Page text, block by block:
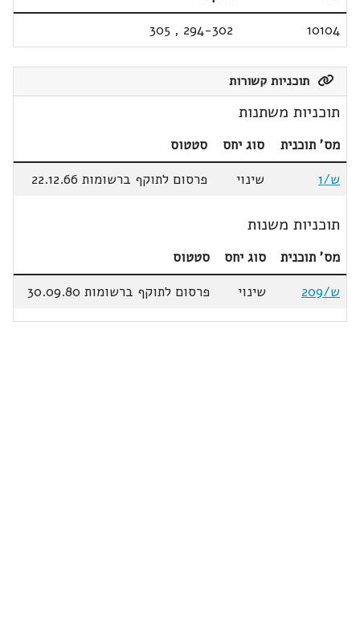
10104
294-302
,
305
תוכניות קשורות
תוכניות משתנות
מס' תוכנית סוג יחס
סטטוס
ש/1
שינוי פרסום לתוקף ברשומות 22.12.66
תוכניות משנות
מס' תוכנית סוג יחס
סטטוס
ש/209
שינוי פרסום לתוקף ברשומות 30.09.80